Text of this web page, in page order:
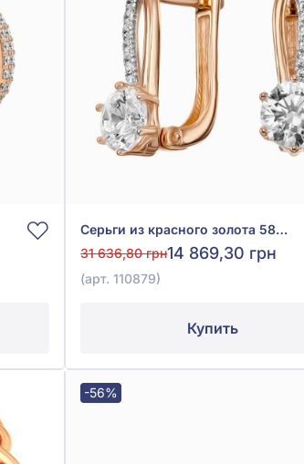
Серьги из красного золота 585° с фианитом, арт. 110879
31 636,80 грн14 869,30 грн
(арт. 110879)
Купить
-56%